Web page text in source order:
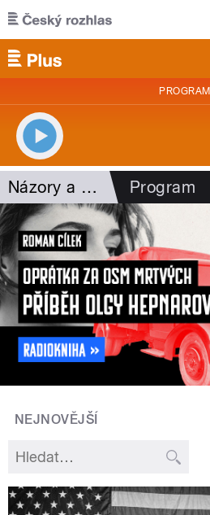
Přejít k hlavnímu obsahu
PROGRAM
Názory a argumenty Program
NEJNOVĚJŠÍ